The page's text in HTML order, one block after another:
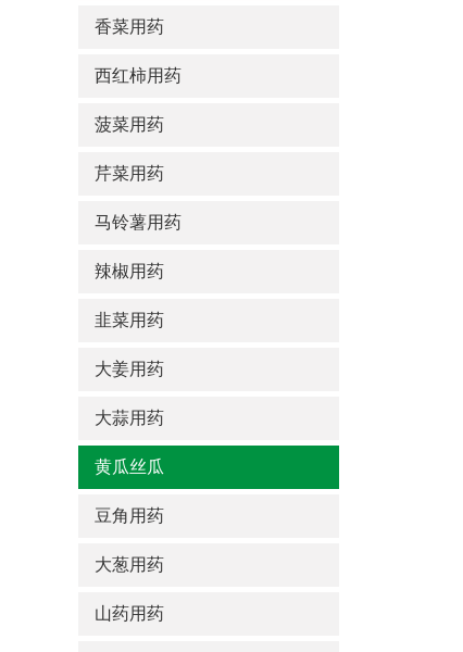
香菜用药
西红柿用药
菠菜用药
芹菜用药
马铃薯用药
辣椒用药
韭菜用药
大姜用药
大蒜用药
黄瓜丝瓜
豆角用药
大葱用药
山药用药